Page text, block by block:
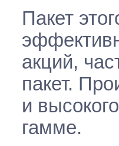
Пакет
акций,
пакет.
и
гамме.